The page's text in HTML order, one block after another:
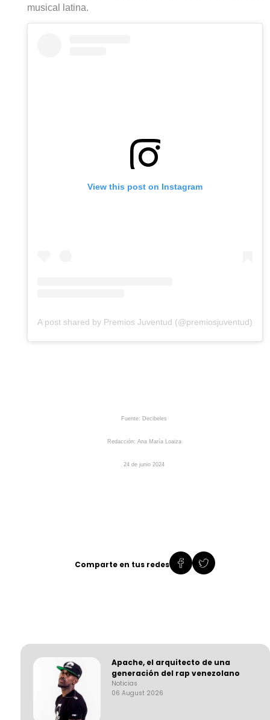
Apache, el arquitecto de una
generación del rap venezolano
Noticias
06 August 2026
musical latina.
View this post on Instagram
A post shared by Premios Juventud (@premiosjuventud)
Fuente: Decibeles
Redacción: Ana María Loaiza
24 de junio 2024
Comparte en tus redes